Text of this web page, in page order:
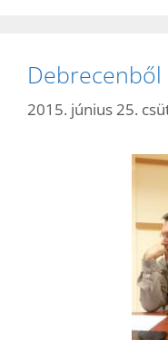
2015. június 25.